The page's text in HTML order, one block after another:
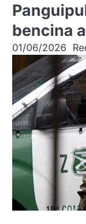
bencina
01/06/2026